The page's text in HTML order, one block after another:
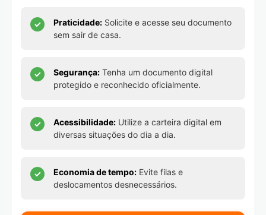
Praticidade: Solicite e acesse seu documento
sem sair de casa.
Segurança: Tenha um documento digital
protegido e reconhecido oficialmente.
Acessibilidade: Utilize a carteira digital em
diversas situações do dia a dia.
Economia de tempo: Evite filas e
deslocamentos desnecessários.